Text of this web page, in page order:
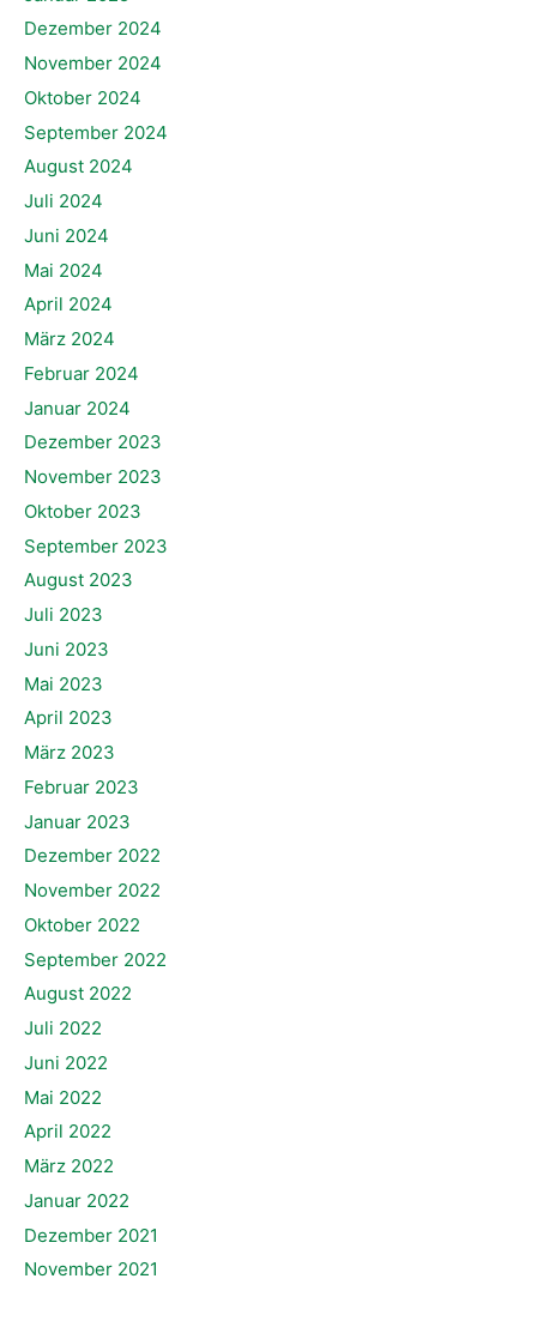
Dezember 2024
November 2024
Oktober 2024
September 2024
August 2024
Juli 2024
Juni 2024
Mai 2024
April 2024
März 2024
Februar 2024
Januar 2024
Dezember 2023
November 2023
Oktober 2023
September 2023
August 2023
Juli 2023
Juni 2023
Mai 2023
April 2023
März 2023
Februar 2023
Januar 2023
Dezember 2022
November 2022
Oktober 2022
September 2022
August 2022
Juli 2022
Juni 2022
Mai 2022
April 2022
März 2022
Januar 2022
Dezember 2021
November 2021